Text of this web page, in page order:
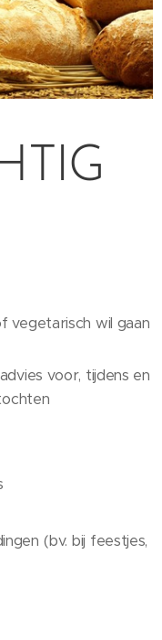
vegetarisch wil gaan
voor, tijdens en
(bv. bij feestjes,